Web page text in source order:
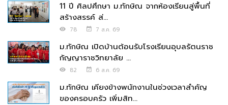
11 ปี ศิลปศึกษา ม.ทักษิณ จากห้องเรียนสู่พื้นที่
สร้างสรรค์ ส่...
78 7 ส.ค. 69
ม.ทักษิณ เปิดบ้านต้อนรับโรงเรียนอุบลรัตนราช
กัญญาราชวิทยาลัย ...
82 6 ส.ค. 69
ม.ทักษิณ เคียงข้างพนักงานในช่วงเวลาสำคัญ
ของครอบครัว เพิ่มสิท...